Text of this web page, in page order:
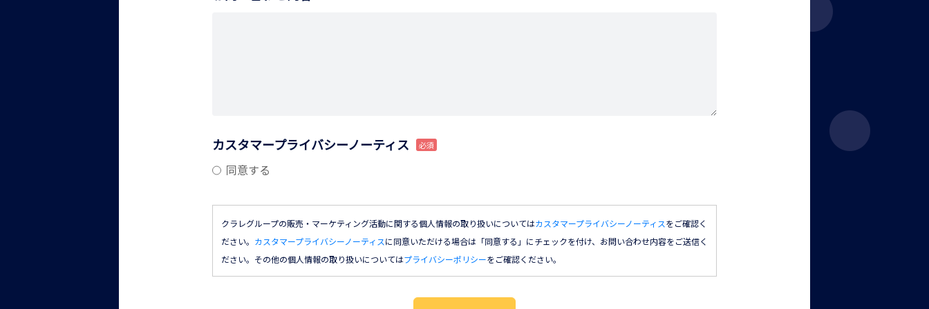
カスタマープライバシーノーティス
同意する
クラレグループの販売・マーケティング活動に関する個人情報の取り扱いについてはカスタマープライバシーノーティスをご確認く
ださい。 カスタマープライバシーノーティスに同意いただける場合は「同意する」にチェックを付け、お問い合わせ内容をご送信く
ださい。その他の個人情報の取り扱いについてはプライバシーポリシーをご確認ください。